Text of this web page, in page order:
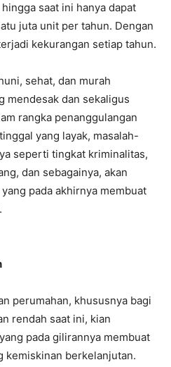
saat ini hanya dapat
juta unit per tahun. Dengan
kekurangan setiap tahun.
sehat, dan murah
mendesak dan sekaligus
rangka penanggulangan
yang layak, masalah-
seperti tingkat kriminalitas,
dan sebagainya, akan
pada akhirnya membuat
perumahan, khususnya bagi
rendah saat ini, kian
pada gilirannya membuat
kemiskinan berkelanjutan.